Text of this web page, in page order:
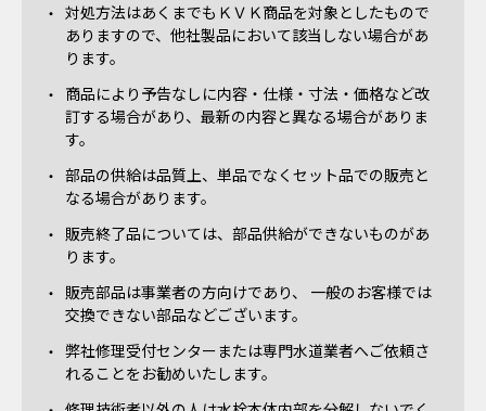
対処方法はあくまでもＫＶＫ商品を対象としたもので
ありますので、他社製品において該当しない場合があ
ります。
商品により予告なしに内容・仕様・寸法・価格など改
訂する場合があり、最新の内容と異なる場合がありま
す。
部品の供給は品質上、単品でなくセット品での販売と
なる場合があります。
販売終了品については、部品供給ができないものがあ
ります。
販売部品は事業者の方向けであり、 一般のお客様では
交換できない部品などございます。
弊社修理受付センターまたは専門水道業者へご依頼さ
れることをお勧めいたします。